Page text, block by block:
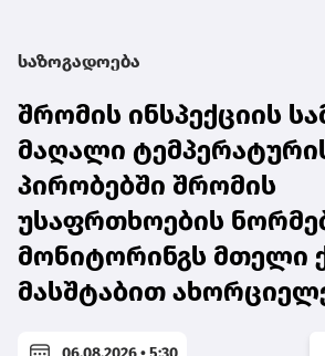
საზოგადოება
შრომის ინსპექციის
მაღალი
პირობებში შრომის
უსაფრთხოების
მონიტორინგს მთელი
მასშტაბით